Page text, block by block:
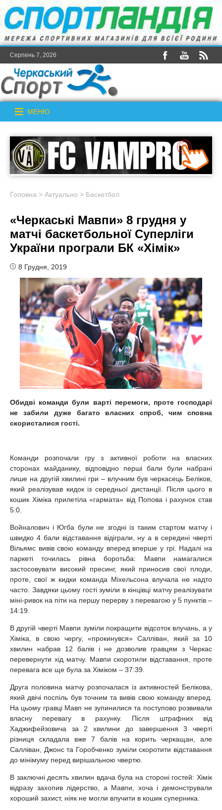
Серпень 7, 2026
МЕНЮ
Головна > Актуально > Баскетбол
«Черкаські Мавпи» 8 грудня у
матчі баскетбольної Суперліги
України програли БК «Хімік»
8 Грудня, 2019
Обидві команди були варті перемоги, проте господарі
не забили дуже багато власних спроб, чим сповна
скористалися гості.
Команди розпочали гру з активної роботи на власних
сторонах майданику, відповідно перші бали були набрані
лише на другій хвилині гри – влучним був черкасець Беліков,
який реалізував кидок із середньої дистанції. Після цього в
кошик Хіміка прилетіла «гармата» від Попова і рахунок став
5:0.
Войналович і Югба були не згодні із таким стартом матчу і
швидко 4 бали відставання відіграли, ну а в середині чверті
Вільямс вивів свою команду вперед вперше у грі. Надалі на
паркеті точилась рівна боротьба: Мавпи намагалися
застосовувати високий пресинг, який приносив свої плоди,
проте, свої ж кидки команда Міхельсона влучала не надто
часто. Завдяки цьому гості зуміли в кінцівці матчу реалізувати
міні-ривок на піти на першу перерву з перевагою у 5 пунктів –
14:19.
В другій чверті Мавпи зуміли покращити відсоток влучань, а у
Хіміка, в свою чергу, «прокинувся» Салліван, який за 10
хвилин набрав 12 балів і не дозволив гравцям з Черкас
перевернути хід матчу. Мавпи скоротили відставання, проте
перевага все ще була за Хіміком – 37:39.
Друга половина матчу розпочалася із активностей Белікова,
який двічі поспіль був точним та вивів свою команду вперед.
На цьому гравці Мавп не зупинилися та поступово розвивали
власну перевагу в рахунку. Після штрафних від
Хаджифейзовича за 2 хвилини до завершення 3 чверті
різниця складала вже 7 балів на корить черкащан, але
Салліван, Джонс та Горобченко зуміли скоротити відставання
до мінімуму перед вирішальною чвертю.
В заключні десять хвилин вдача була на стороні гостей: Хімік
відразу захопив лідерство, а Мавпи, хоча і демонстрували
хороший захист, ніяк не могли влучити в кошик суперника.